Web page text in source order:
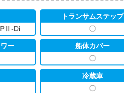
Di
トランサムステップ
〇
ー
船体カバー
〇
冷蔵庫
〇